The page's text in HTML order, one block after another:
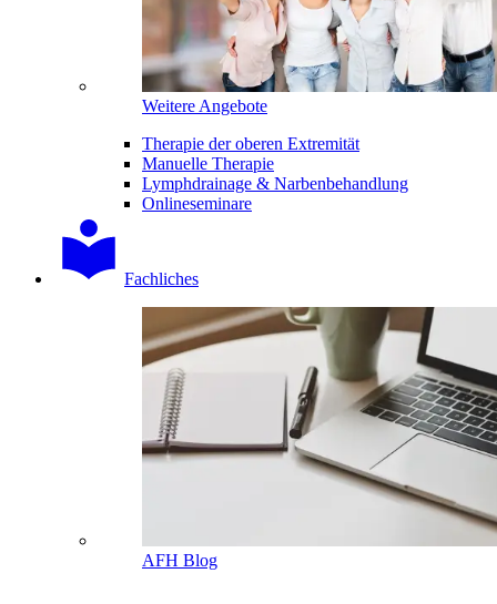
Weitere Angebote
Therapie der oberen Extremität
Manuelle Therapie
Lymphdrainage & Narbenbehandlung
Onlineseminare
Fachliches
AFH Blog